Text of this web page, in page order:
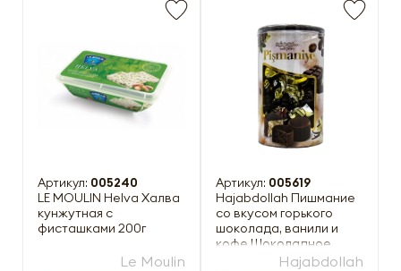
Артикул: 005240
LE MOULIN Helva Халва
кунжутная с
фисташками 200г
Le Moulin
Артикул: 005619
Hajabdollah Пишмание
со вкусом горького
шоколада, ванили и
кофе Шоколадное
ассорти 200гHajabdollah